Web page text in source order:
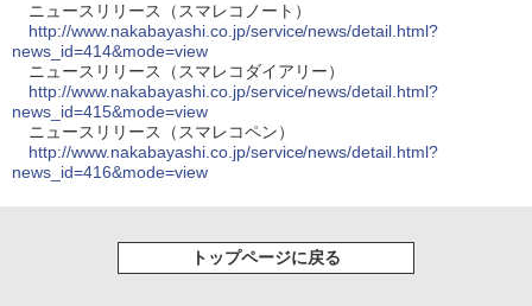
ニュースリリース（スマレコノート）
http://www.nakabayashi.co.jp/service/news/detail.html?
news_id=414&mode=view
ニュースリリース（スマレコダイアリー）
http://www.nakabayashi.co.jp/service/news/detail.html?
news_id=415&mode=view
ニュースリリース（スマレコペン）
http://www.nakabayashi.co.jp/service/news/detail.html?
news_id=416&mode=view
トップページに戻る